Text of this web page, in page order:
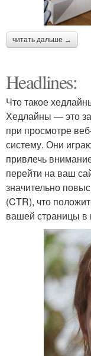
читать дальше →
Headlines:
Что такое
Хедлайны — это
при просмотре
систему. Они
привлечь
перейти на ваш
значительно
(CTR), что
вашей страницы в